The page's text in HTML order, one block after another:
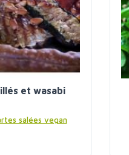
et wasabi
salées vegan